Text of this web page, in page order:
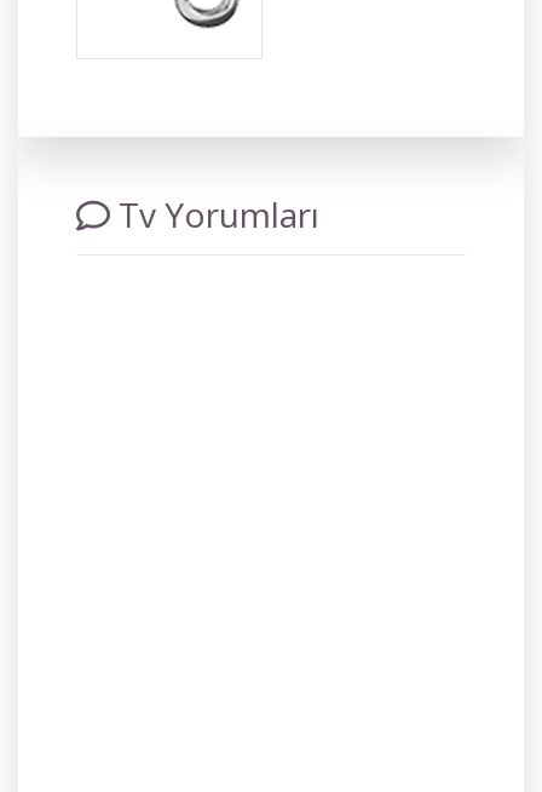
Tv Yorumları